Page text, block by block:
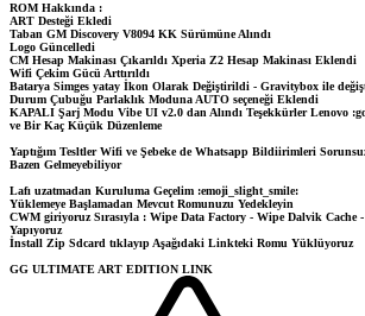
ROM Hakkında :
ART Desteği Ekledi
Taban GM Discovery V8094 KK Sürümüne Alındı
Logo Güncelledi
CM Hesap Makinası Çıkarıldı Xperia Z2 Hesap Makinası Eklendi
Wifi Çekim Gücü Arttırıldı
Batarya Simges yatay İkon Olarak Değiştirildi - Gravitybox ile
Durum Çubuğu Parlaklık Moduna AUTO seçeneği Eklendi
KAPALI Şarj Modu Vibe UI v2.0 dan Alındı Teşekkürler Lenovo
ve Bir Kaç Küçük Düzenleme
Yaptığım Tesltler Wifi ve Şebeke de Whatsapp Bildiirimleri
Bazen Gelmeyebiliyor
Lafı uzatmadan Kuruluma Geçelim :emoji_slight_smile:
Yüklemeye Başlamadan Mevcut Romunuzu Yedekleyin
CWM giriyoruz Sırasıyla : Wipe Data Factory - Wipe Dalvik Cache
Yapıyoruz
İnstall Zip Sdcard tıklayıp Aşağıdaki Linkteki Romu Yüklüyoruz
GG ULTIMATE ART EDITION LINK